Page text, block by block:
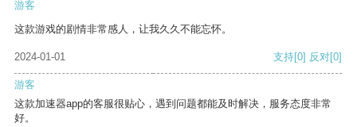
游客
这款游戏的剧情非常感人，让我久久不能忘怀。
2024-01-01 支持[0] 反对[0]
游客
这款加速器app的客服很贴心，遇到问题都能及时解决，服务态度非常
好。